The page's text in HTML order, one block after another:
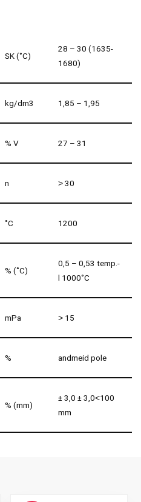
SK (˚C)
28 – 30 (1635-
1680)
kg/dm3 1,85 – 1,95
% V 27 – 31
n ˃ 30
˚C 1200
% (˚C)
0,5 – 0,53 temp.-
l 1000˚C
mPa ˃ 15
% andmeid pole
% (mm)
± 3,0 ± 3,0˂100
mm